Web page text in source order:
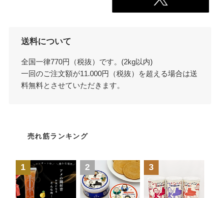
送料について
全国一律770円（税抜）です。(2kg以内)
一回のご注文額が11.000円（税抜）を超える場合は送
料無料とさせていただきます。
売れ筋ランキング
1 2 3